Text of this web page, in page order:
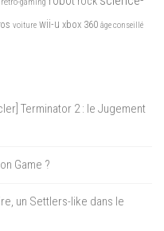
voiture wii-u xbox 360 âge conseillé
Terminator 2 : le Jugement
Game ?
un Settlers-like dans le